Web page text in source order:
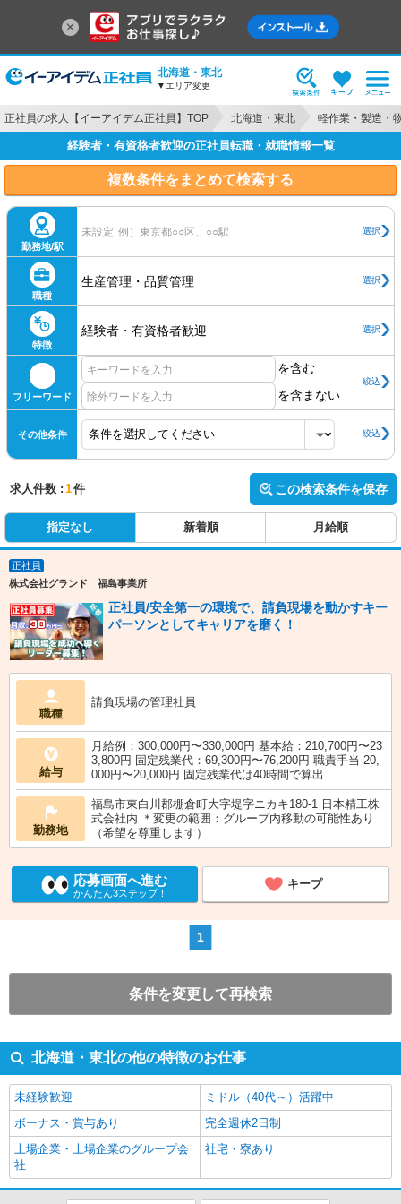
北海道・東北
▼エリア変更
正社員の求人【イーアイデム正社員】TOP 北海道・東北 軽作業・製造・
経験者・有資格者歓迎の正社員転職・就職情報一覧
複数条件をまとめて検索する
勤務地/駅
未設定 例）東京都○○区、○○駅 選択
職種
生産管理・品質管理 選択
特徴
経験者・有資格者歓迎 選択
フリーワード
を含む
を含まない
絞込
その他条件 絞込
求人件数 : 1件 この検索条件を保存
指定なし 新着順 月給順
正社員
株式会社グランド 福島事業所
正社員/安全第一の環境で、請負現場を動かすキー
パーソンとしてキャリアを磨く！
職種
請負現場の管理社員
給与
月給例：300,000円〜330,000円 基本給：210,700円〜23
3,800円 固定残業代：69,300円〜76,200円 職責手当 20,
000円〜20,000円 固定残業代は40時間で算出...
勤務地
福島市東白川郡棚倉町大字堤字ニカキ180-1 日本精工株
式会社内 ＊変更の範囲：グループ内移動の可能性あり
（希望を尊重します）
応募画面へ進む
かんたん3ステップ！
キープ
1
条件を変更して再検索
北海道・東北の他の特徴のお仕事
未経験歓迎
ミドル（40代～）活躍中
ボーナス・賞与あり
完全週休2日制
上場企業・上場企業のグループ会
社
社宅・寮あり